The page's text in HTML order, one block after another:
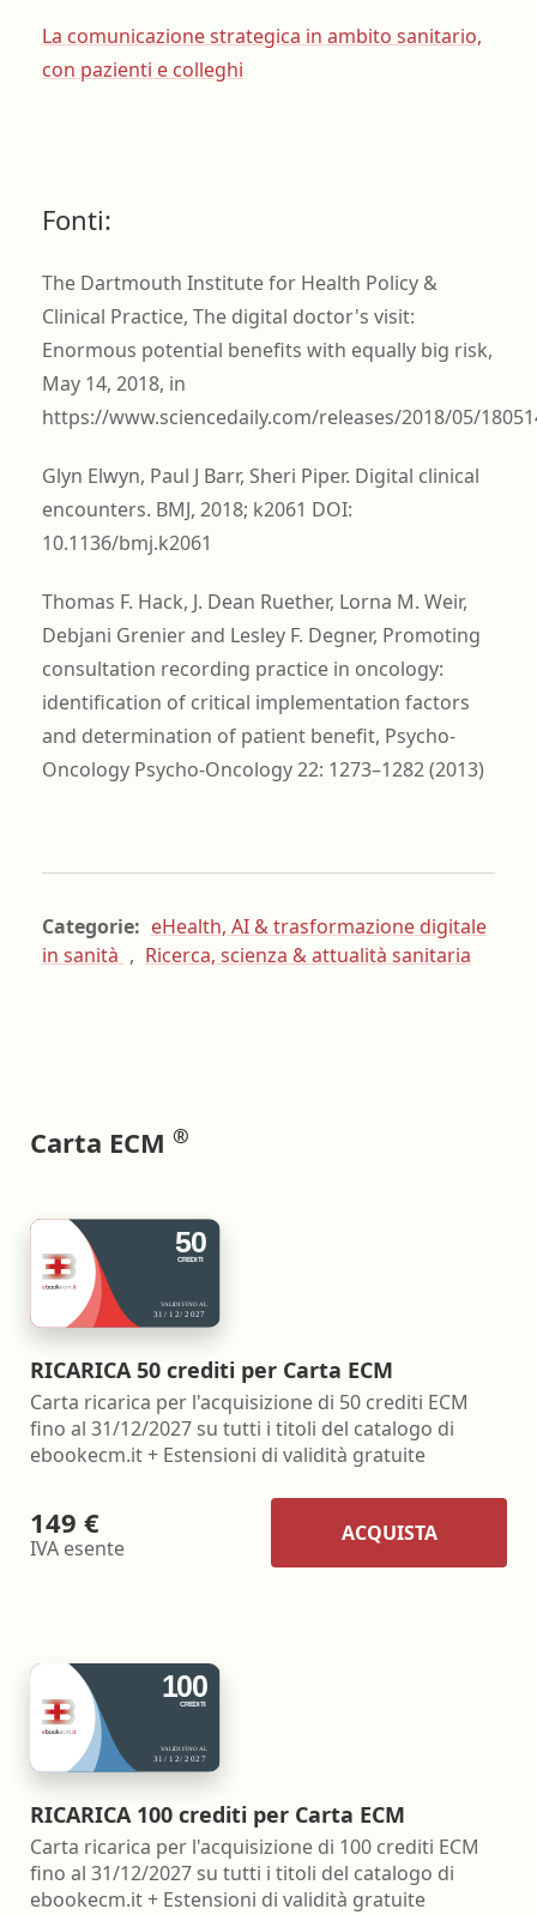
La comunicazione strategica in ambito sanitario,
con pazienti e colleghi
Fonti:
The Dartmouth Institute for Health Policy &
Clinical Practice, The digital doctor's visit:
Enormous potential benefits with equally big risk,
May 14, 2018, in
https://www.sciencedaily.com/releases/2018/05/
Glyn Elwyn, Paul J Barr, Sheri Piper. Digital clinical
encounters. BMJ, 2018; k2061 DOI:
10.1136/bmj.k2061
Thomas F. Hack, J. Dean Ruether, Lorna M. Weir,
Debjani Grenier and Lesley F. Degner, Promoting
consultation recording practice in oncology:
identification of critical implementation factors
and determination of patient benefit, Psycho-
Oncology Psycho-Oncology 22: 1273–1282 (2013)
Categorie: eHealth, AI & trasformazione digitale
in sanità , Ricerca, scienza & attualità sanitaria
Carta ECM ®
RICARICA 50 crediti per Carta ECM
Carta ricarica per l'acquisizione di 50 crediti ECM
fino al 31/12/2027 su tutti i titoli del catalogo di
ebookecm.it + Estensioni di validità gratuite
149 €
IVA esente
ACQUISTA
RICARICA 100 crediti per Carta ECM
Carta ricarica per l'acquisizione di 100 crediti ECM
fino al 31/12/2027 su tutti i titoli del catalogo di
ebookecm.it + Estensioni di validità gratuite